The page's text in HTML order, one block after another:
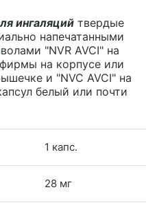
ингаляций твердые
напечатанными
"NVR AVCI" на
на корпусе или
и "NVC AVCI" на
белый или почти
1 капс.
28 мг